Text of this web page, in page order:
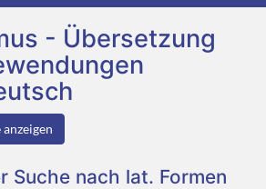
- Übersetzung
Suche nach lat. Formen